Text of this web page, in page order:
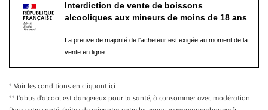
Interdiction de vente de boissons
alcooliques aux mineurs de moins de 18 ans
La preuve de majorité de l'acheteur est exigée au moment de la
vente en ligne.
* Voir les conditions en cliquant ici
** L’abus d’alcool est dangereux pour la santé, à consommer avec modération